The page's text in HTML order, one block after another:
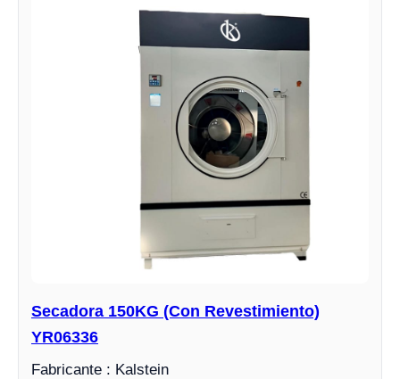
Secadora 150KG (Con Revestimiento)
YR06336
Fabricante : Kalstein